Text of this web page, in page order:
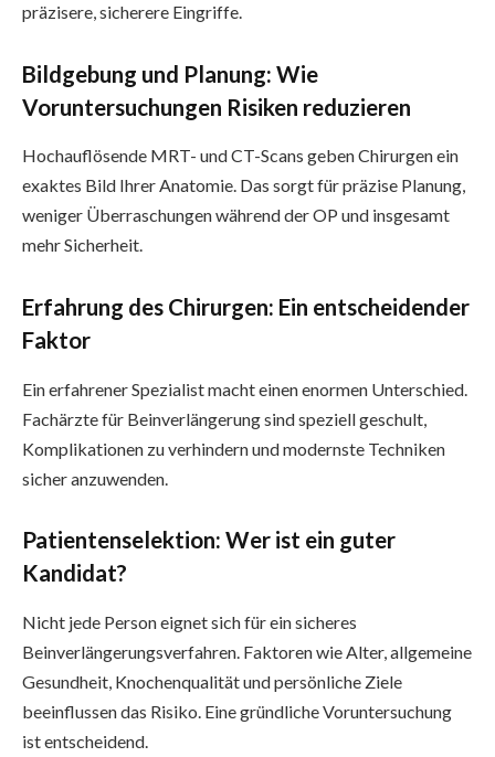
präzisere, sicherere Eingriffe.
Bildgebung und Planung: Wie
Voruntersuchungen Risiken reduzieren
Hochauflösende MRT- und CT-Scans geben Chirurgen ein
exaktes Bild Ihrer Anatomie. Das sorgt für präzise Planung,
weniger Überraschungen während der OP und insgesamt
mehr Sicherheit.
Erfahrung des Chirurgen: Ein entscheidender
Faktor
Ein erfahrener Spezialist macht einen enormen Unterschied.
Fachärzte für Beinverlängerung sind speziell geschult,
Komplikationen zu verhindern und modernste Techniken
sicher anzuwenden.
Patientenselektion: Wer ist ein guter
Kandidat?
Nicht jede Person eignet sich für ein sicheres
Beinverlängerungsverfahren. Faktoren wie Alter, allgemeine
Gesundheit, Knochenqualität und persönliche Ziele
beeinflussen das Risiko. Eine gründliche Voruntersuchung
ist entscheidend.